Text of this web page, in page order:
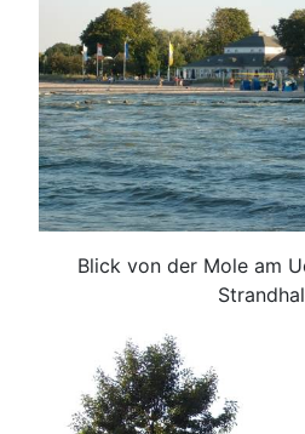
Blick von der Mole am